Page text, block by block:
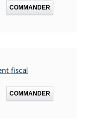
COMMANDER
fiscal
COMMANDER